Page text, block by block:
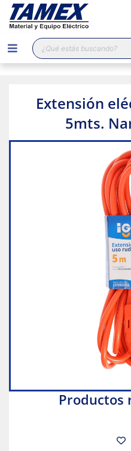
Búsqueda
de
productos
Extensión
5mts.
Productos